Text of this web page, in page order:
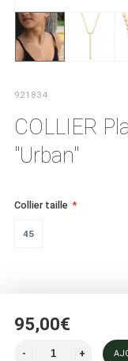
921834
COLLIER
"Urban"
Collier taille
45
95,00€